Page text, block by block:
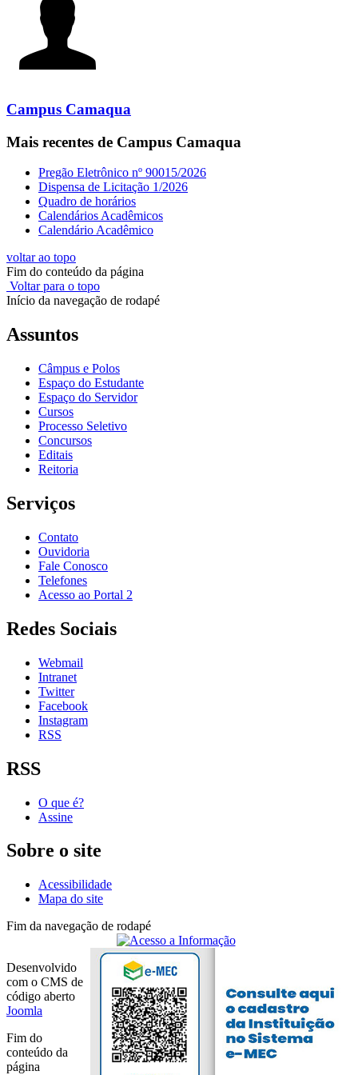
Campus Camaqua
Mais recentes de Campus Camaqua
Pregão Eletrônico nº 90015/2026
Dispensa de Licitação 1/2026
Quadro de horários
Calendários Acadêmicos
Calendário Acadêmico
voltar ao topo
Fim do conteúdo da página
Voltar para o topo
Início da navegação de rodapé
Assuntos
Câmpus e Polos
Espaço do Estudante
Espaço do Servidor
Cursos
Processo Seletivo
Concursos
Editais
Reitoria
Serviços
Contato
Ouvidoria
Fale Conosco
Telefones
Acesso ao Portal 2
Redes Sociais
Webmail
Intranet
Twitter
Facebook
Instagram
RSS
RSS
O que é?
Assine
Sobre o site
Acessibilidade
Mapa do site
Fim da navegação de rodapé
Desenvolvido
com o CMS de
código aberto
Joomla
Fim do
conteúdo da
página